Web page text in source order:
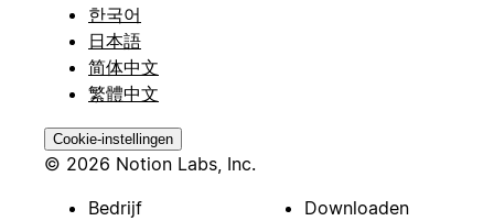
한국어
日本語
简体中文
繁體中文
Cookie-instellingen
© 2026 Notion Labs, Inc.
Bedrijf
Downloaden